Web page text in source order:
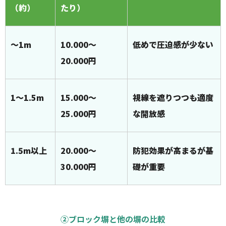
（約）
たり）
〜1m
10.000〜
20.000円
低めで圧迫感が少ない
1〜1.5m
15.000〜
25.000円
視線を遮りつつも適度
な開放感
1.5m以上
20.000〜
30.000円
防犯効果が高まるが基
礎が重要
②ブロック塀と他の塀の比較